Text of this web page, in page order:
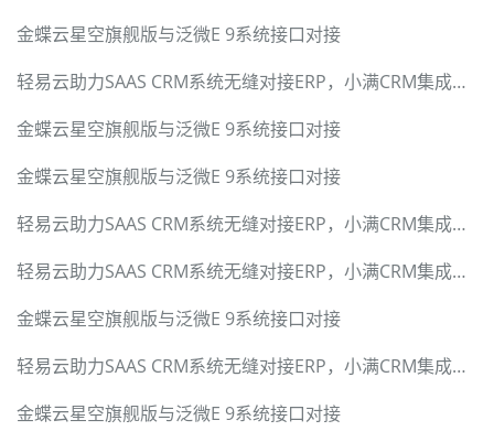
金蝶云星空旗舰版与泛微E 9系统接口对接
轻易云助力SAAS CRM系统无缝对接ERP，小满CRM集成标准套件
金蝶云星空旗舰版与泛微E 9系统接口对接
金蝶云星空旗舰版与泛微E 9系统接口对接
轻易云助力SAAS CRM系统无缝对接ERP，小满CRM集成标准套件
轻易云助力SAAS CRM系统无缝对接ERP，小满CRM集成标准套件
金蝶云星空旗舰版与泛微E 9系统接口对接
轻易云助力SAAS CRM系统无缝对接ERP，小满CRM集成标准套件
金蝶云星空旗舰版与泛微E 9系统接口对接